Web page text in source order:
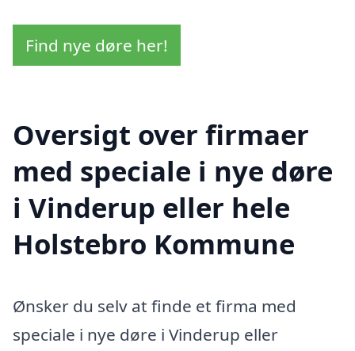
Find nye døre her!
Oversigt over firmaer
med speciale i nye døre
i Vinderup eller hele
Holstebro Kommune
Ønsker du selv at finde et firma med
speciale i nye døre i Vinderup eller